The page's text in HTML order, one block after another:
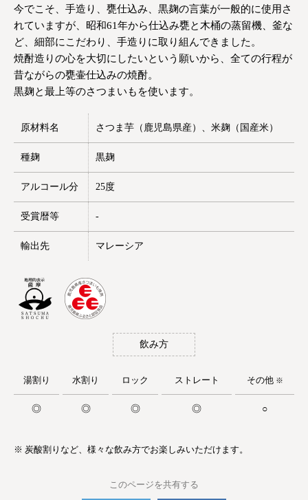
今でこそ、手造り、甕仕込み、黒麹の言葉が一般的に使用さ
れていますが、昭和61年から仕込み甕と木桶の蒸留機、釜な
ど、細部にこだわり、手造りに取り組んできました。
焼酎造りの心を大切にしたいという願いから、全ての行程が
昔ながらの甕壷仕込みの焼酎。
黒麹と最上等のさつまいもを使います。
原材料名 さつま芋（鹿児島県産）、米麹（国産米）
種麹 黒麹
アルコール分 25度
受賞暦等 -
輸出先 マレーシア
飲み方
湯割り 水割り ロック ストレート その他 ※
◎ ◎ ◎ ◎ ○
※ 炭酸割りなど、様々な飲み方でお楽しみいただけます。
このページを共有する